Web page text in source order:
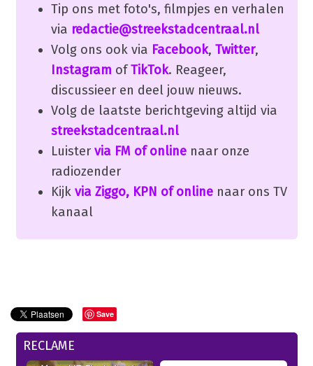
Tip ons met foto's, filmpjes en verhalen
via redactie@streekstadcentraal.nl
Volg ons ook via Facebook, Twitter,
Instagram ofTikTok. Reageer,
discussieer en deel jouw nieuws.
Volg de laatste berichtgeving altijd via
streekstadcentraal.nl
Luister via FM of onlinenaar onze
radiozender
Kijk via Ziggo, KPN of onlinenaar ons TV
kanaal
Save
RECLAME